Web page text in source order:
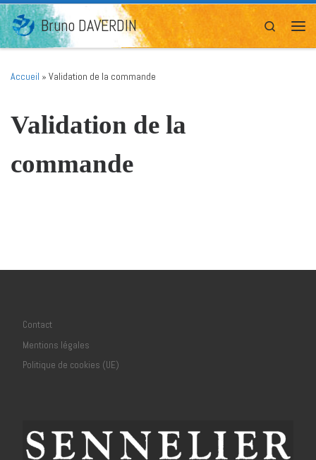
Passer au contenu
Bruno DAVERDIN
Search
Accueil » Validation de la commande
Validation de la
commande
Contact
Mentions légales
Politique de cookies (UE)